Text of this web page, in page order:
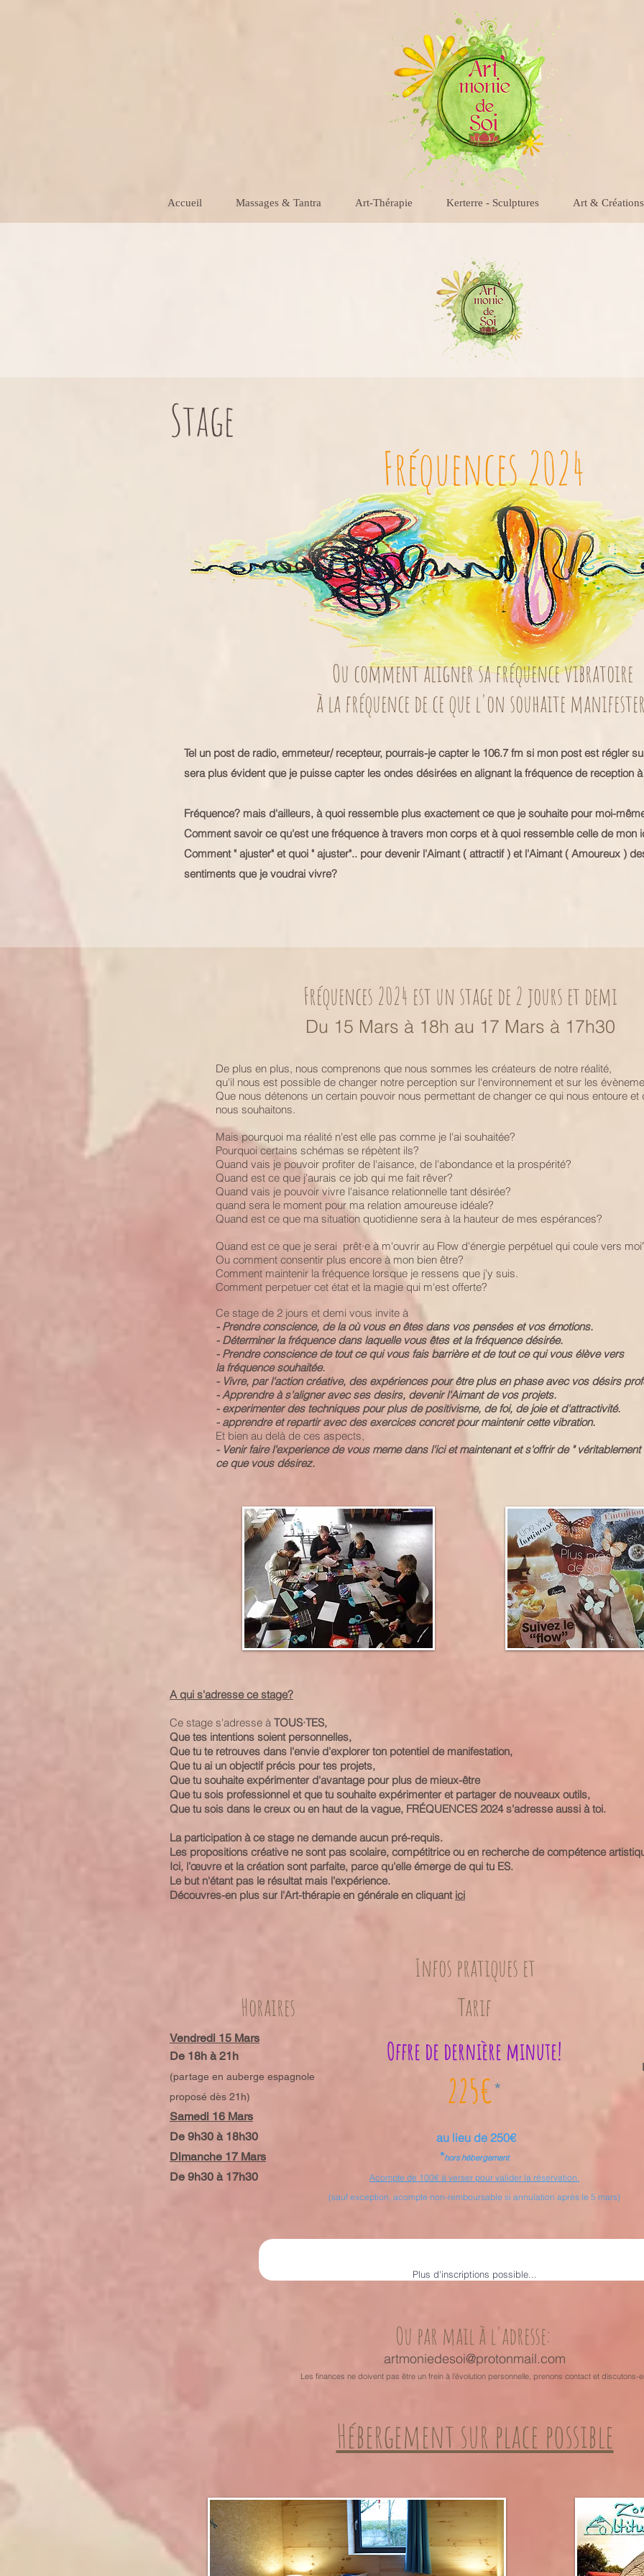
Accueil Massages & Tantra Art-Thérapie Kerterre - Sculptures Art & Créations
Stage
Ou comment aligner sa fréquence vibratoire
à la fréquence de ce que l'on souhaite
Fréquences 2024
Tel un post de radio, emmeteur/ recepteur, pourrais-je capter le 106.7 fm si mon post est régler
sera plus évident que je puisse capter les ondes désirées en alignant la fréquence de reception
Fréquence? mais d'ailleurs, à quoi ressemble plus exactement ce que je souhaite pour moi-
Comment savoir ce qu'est une fréquence à travers mon corps et à quoi ressemble celle de mon
Comment " ajuster" et quoi " ajuster".. pour devenir l'Aimant ( attractif ) et l'Aimant ( Amoureux )
sentiments que je voudrai vivre?
Fréquences 2024 est un stage de 2 jours et demi
Du 15 Mars à 18h au 17 Mars à 17h30
De plus en plus, nous comprenons que nous sommes les créateurs de notre réalité,
qu'il nous est possible de changer notre perception sur l'environnement et sur les
Que nous détenons un certain pouvoir nous permettant de changer ce qui nous entoure et
nous souhaitons.
Mais pourquoi ma réalité n'est elle pas comme je l'ai souhaitée?
Pourquoi certains schémas se répètent ils?
Quand vais je pouvoir profiter de l'aisance, de l'abondance et la prospérité?
Quand est ce que j'aurais ce job qui me fait rêver?
Quand vais je pouvoir vivre l'aisance relationnelle tant désirée?
quand sera le moment pour ma relation amoureuse idéale?
Quand est ce que ma situation quotidienne sera à la hauteur de mes espérances?
Quand est ce que je serai prêt·e à m'ouvrir au Flow d'énergie perpétuel qui coule vers
Ou comment consentir plus encore à mon bien être?
Comment maintenir la fréquence lorsque je ressens que j'y suis.
Comment perpetuer cet état et la magie qui m'est offerte?
Ce stage de 2 jours et demi vous invite à
- Prendre conscience, de la où vous en êtes dans vos pensées et vos émotions.
- Déterminer la fréquence dans laquelle vous êtes et la fréquence désirée.
- Prendre conscience de tout ce qui vous fais barrière et de tout ce qui vous élève vers
la fréquence souhaitée.
- Vivre, par l'action créative, des expériences pour être plus en phase avec vos désirs
- Apprendre à s'aligner avec ses desirs, devenir l'Aimant de vos projets.
- experimenter des techniques pour plus de positivisme, de foi, de joie et d'attractivité.
- apprendre et repartir avec des exercices concret pour maintenir cette vibration.
Et bien au delà de ces aspects,
- Venir faire l'experience de vous meme dans l'ici et maintenant et s'offrir de "
ce que vous désirez.
A qui s'adresse ce stage?
Ce stage s'adresse à TOUS·TES,
Que tes intentions soient personnelles,
Que tu te retrouves dans l'envie d'explorer ton potentiel de manifestation,
Que tu ai un objectif précis pour tes projets,
Que tu souhaite expérimenter d'avantage pour plus de mieux-être
Que tu sois professionnel et que tu souhaite expérimenter et partager de nouveaux outils,
Que tu sois dans le creux ou en haut de la vague, FRÉQUENCES 2024 s'adresse aussi à toi.
La participation à ce stage ne demande aucun pré-requis.
Les propositions créative ne sont pas scolaire, compétitrice ou en recherche de compétence
Ici, l’œuvre et la création sont parfaite, parce qu'elle émerge de qui tu ES.
Le but n'étant pas le résultat mais l'expérience.
Découvres-en plus sur l'Art-thérapie en générale en cliquant ici
Infos pratiques et
Horaires
Tarif
Plus d'inscriptions possible...
Vendredi 15 Mars
De 18h à 21h
(partage en auberge espagnole
proposé dès 21h)
Samedi 16 Mars
De 9h30 à 18h30
Dimanche 17 Mars
De 9h30 à 17h30
Offre de dernière minute!
225€*
au lieu de 250€
*hors hébergement
Acompte de 100€ à verser pour valider la réservation.
(sauf exception, acompte non-remboursable si annulation après le 5 mars)
Ou par mail à l'adresse:
artmoniedesoi@protonmail.com
Les finances ne doivent pas être un frein à l'évolution personnelle, prenons contact et discutons-
Hébergement sur place possible